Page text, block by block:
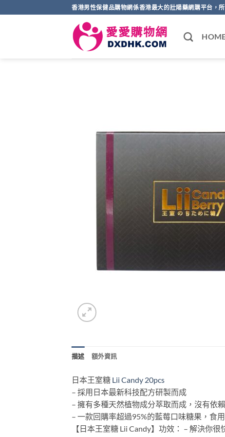
to
香港男性保健品購物網係香港最大的壯陽藥網購平台，
描述 額外資訊
日本王室糖 Lii Candy 20pcs
– 採用日本最新科技配方研製而成
– 擁有多種天然植物成分萃取而成，沒有依
– 一款回購率超過95%的藍莓口味糖果，食
【日本王室糖 Lii Candy】功效： – 解決你